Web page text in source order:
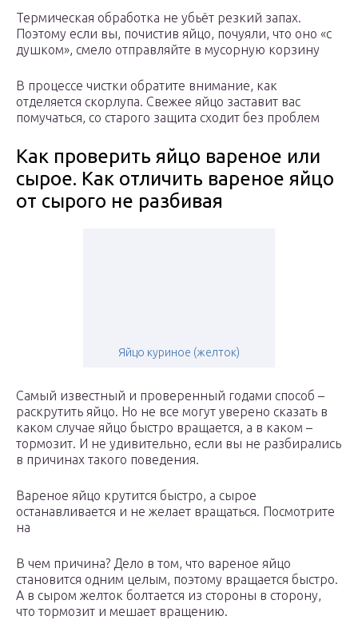
Термическая обработка не убьёт резкий запах.
Поэтому если вы, почистив яйцо, почуяли, что оно «с
душком», смело отправляйте в мусорную корзину
В процессе чистки обратите внимание, как
отделяется скорлупа. Свежее яйцо заставит вас
помучаться, со старого защита сходит без проблем
Как проверить яйцо вареное или
сырое. Как отличить вареное яйцо
от сырого не разбивая
Яйцо куриное (желток)
Самый известный и проверенный годами способ –
раскрутить яйцо. Но не все могут уверено сказать в
каком случае яйцо быстро вращается, а в каком –
тормозит. И не удивительно, если вы не разбирались
в причинах такого поведения.
Вареное яйцо крутится быстро, а сырое
останавливается и не желает вращаться. Посмотрите
на
В чем причина? Дело в том, что вареное яйцо
становится одним целым, поэтому вращается быстро.
А в сыром желток болтается из стороны в сторону,
что тормозит и мешает вращению.